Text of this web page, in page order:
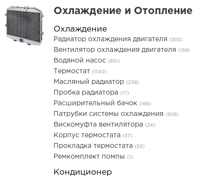
Охлаждение и Отопление
Охлаждение
Радиатор охлаждения двигателя (303)
Вентилятор охлаждения двигателя (159)
Водяной насос (831)
Термостат (1140)
Масляный радиатор (239)
Пробка радиатора (17)
Расширительный бачок (166)
Патрубки системы охлаждения (506)
Вискомуфта вентилятора (24)
Корпус термостата (37)
Прокладка термостата (53)
Ремкомплект помпы (1)
Кондиционер